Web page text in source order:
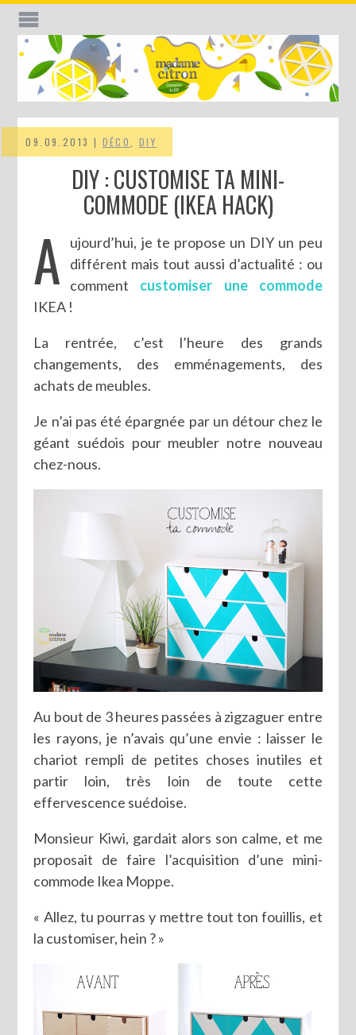
09.09.2013 | DÉCO ,DIY
DIY : CUSTOMISE TA MINI-
COMMODE (IKEA HACK)
A
ujourd’hui, je te propose un DIY un peu
différent mais tout aussi d’actualité : ou
comment customiser une commode
IKEA !
La rentrée, c’est l’heure des grands
changements, des emménagements, des
achats de meubles.
Je n’ai pas été épargnée par un détour chez le
géant suédois pour meubler notre nouveau
chez-nous.
Au bout de 3 heures passées à zigzaguer entre
les rayons, je n’avais qu’une envie : laisser le
chariot rempli de petites choses inutiles et
partir loin, très loin de toute cette
effervescence suédoise.
Monsieur Kiwi, gardait alors son calme, et me
proposait de faire l’acquisition d’une mini-
commode Ikea Moppe.
« Allez, tu pourras y mettre tout ton fouillis, et
la customiser, hein ? »